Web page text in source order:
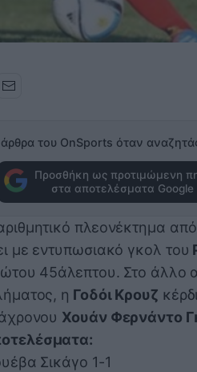
του OnSports όταν
Προσθήκη ως προτιμώμενη
στα αποτελέσματα Google
πλεονέκτημα
με εντυπωσιακό γκολ του
45άλεπτου. Στο άλλο
η Γοδόι Κρουζ
Χουάν Φερνάντο
Σικάγο 1-1